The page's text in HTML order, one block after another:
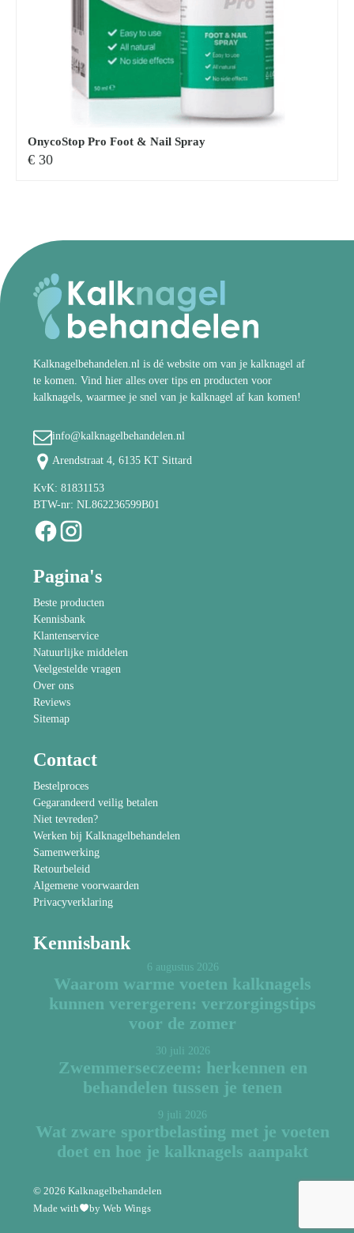
OnycoStop Pro Foot & Nail Spray
€ 30
Kalknagelbehandelen.nl is dé website om van je kalknagel af
te komen. Vind hier alles over tips en producten voor
kalknagels, waarmee je snel van je kalknagel af kan komen!
info@kalknagelbehandelen.nl
Arendstraat 4, 6135 KT Sittard
KvK: 81831153
BTW-nr: NL862236599B01
Pagina's
Beste producten
Kennisbank
Klantenservice
Natuurlijke middelen
Veelgestelde vragen
Over ons
Reviews
Sitemap
Contact
Bestelproces
Gegarandeerd veilig betalen
Niet tevreden?
Werken bij Kalknagelbehandelen
Samenwerking
Retourbeleid
Algemene voorwaarden
Privacyverklaring
Kennisbank
6 augustus 2026
Waarom warme voeten kalknagels
kunnen verergeren: verzorgingstips
voor de zomer
30 juli 2026
Zwemmerseczeem: herkennen en
behandelen tussen je tenen
9 juli 2026
Wat zware sportbelasting met je voeten
doet en hoe je kalknagels aanpakt
© 2026 Kalknagelbehandelen
Made with
by Web Wings